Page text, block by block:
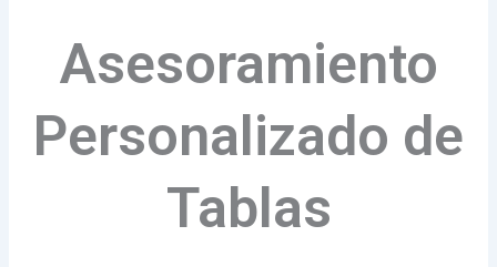
Asesoramiento
Personalizado de
Tablas